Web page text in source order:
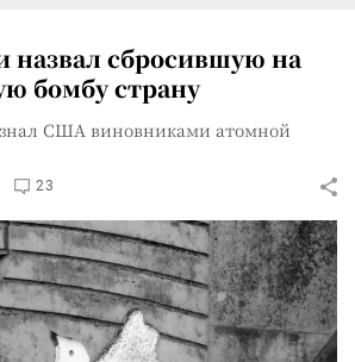
назвал сбросившую на
бомбу страну
США виновниками атомной
23